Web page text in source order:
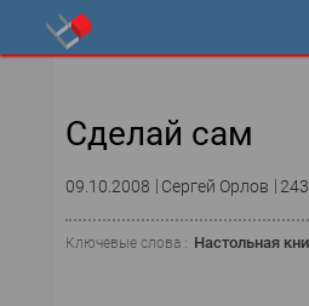
Сделай сам
09.10.2008 Сергей Орлов
Ключевые слова : Настольная